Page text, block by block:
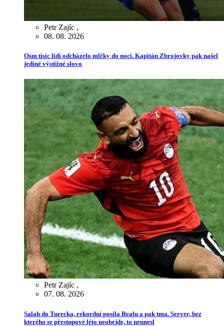
Petr Zajíc ,
08. 08. 2026
Osm tisíc lidí odcházelo mlčky do noci. Kapitán Zbrojovky pak našel
jediné výstižné slovo
Petr Zajíc ,
07. 08. 2026
Salah do Turecka, rekordní posila Realu a pak tma. Server, bez
kterého se přestupové léto neobejde, to neunesl